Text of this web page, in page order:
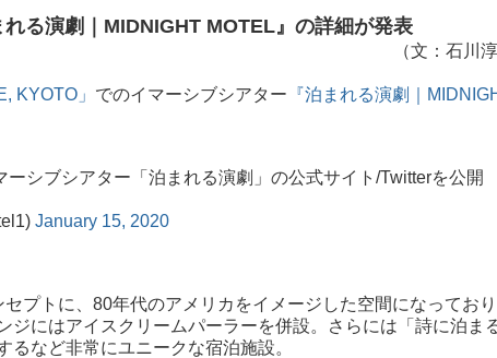
る演劇｜MIDNIGHT MOTEL』の詳細が発表
（文：石川淳
KYOTO」 でのイマーシブシアター 『泊まれる演劇｜
シブシアター「泊まれる演劇」の公式サイト/Twitterを公開
January 15, 2020
セプトに、80年代のアメリカをイメージした空間になってお
にはアイスクリームパーラーを併設。さらには「詩に泊まる
など非常にユニークな宿泊施設。